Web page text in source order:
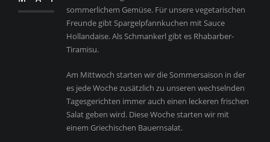
sommerlichem Gemüse. Für unsere vegetarischen
Freunde gibt Spargelpfannkuchen mit Sauce
Hollandaise. Als Schmankerl gibt es Rhabarber-
Tiramisu.
Am Mittwoch starten wir die Sommersaison in der
es jede Woche zusätzlich zu unseren wechselnden
Tagesgerichten immer auch einen leckeren frischen
Salat geben wird. Diese Woche starten wir mit
einem Griechischen Bauernsalat.